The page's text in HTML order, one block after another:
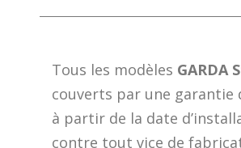
Tous les modèles GARDA
couverts par une garantie
à partir de la date
contre tout vice de